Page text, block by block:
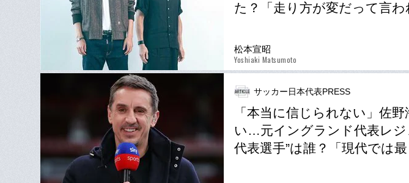
た？「走り方が変だって言わ
松本宣昭
Yoshiaki Matsumoto
サッカー日本代表PRESS
「本当に信じられない」佐
い…元イングランド代表レジ
代表選手”は誰？「現代では最